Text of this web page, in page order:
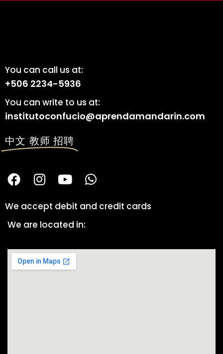
You can call us at:
+506 2234-5936
You can write to us at:
institutoconfucio@aprendamandarin.com
中文 教师 招聘
We accept debit and credit cards
We are located in: